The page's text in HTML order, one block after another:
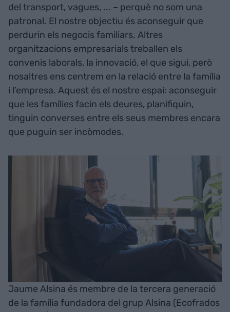
del transport, vagues, ... – perquè no som una
patronal. El nostre objectiu és aconseguir que
perdurin els negocis familiars. Altres
organitzacions empresarials treballen els
convenis laborals, la innovació, el que sigui, però
nosaltres ens centrem en la relació entre la família
i l’empresa. Aquest és el nostre espai: aconseguir
que les famílies facin els deures, planifiquin,
tinguin converses entre els seus membres encara
que puguin ser incòmodes.
Jaume Alsina és membre de la tercera generació
de la família fundadora del grup Alsina (Ecofrados